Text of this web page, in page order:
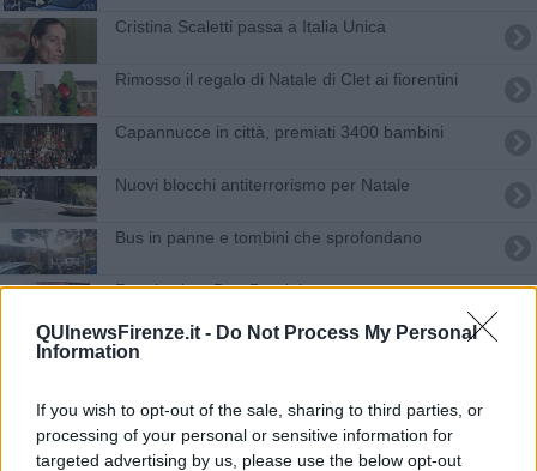
QUInewsFirenze.it - Do Not Process My Personal
Information
If you wish to opt-out of the sale, sharing to third parties, or
processing of your personal or sensitive information for
targeted advertising by us, please use the below opt-out
Cristina Scaletti passa a Italia Unica
Rimosso il regalo di Natale di Clet ai fiorentini
Capannucce in città, premiati 3400 bambini
Nuovi blocchi antiterrorismo per Natale
Bus in panne e tombini che sprofondano
Renzi saluta Don Bargigia
Niccolò, chiedono soldi per la taglia sui killer
Camion in contromano si incastra in pieno centro